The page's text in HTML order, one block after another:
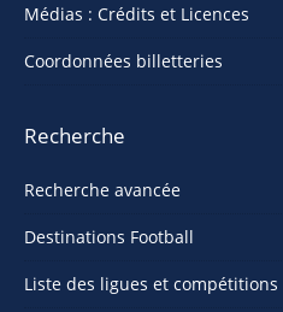
Médias : Crédits et Licences
Coordonnées billetteries
Recherche
Recherche avancée
Destinations Football
Liste des ligues et compétitions